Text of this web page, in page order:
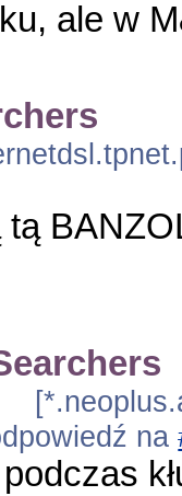
ale w
tą
na